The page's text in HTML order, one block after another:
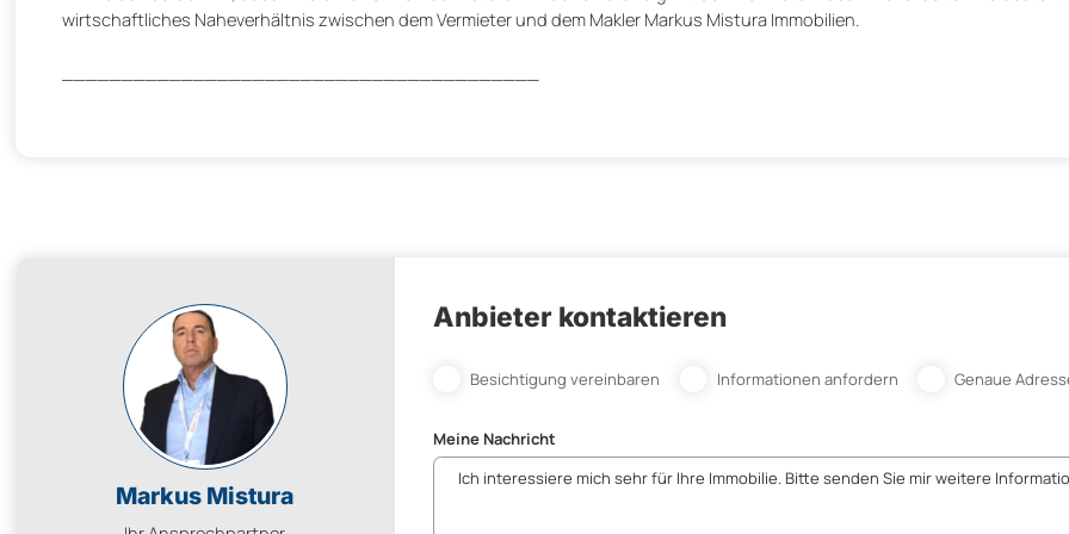
wirtschaftliches Naheverhältnis zwischen dem Vermieter und dem Makler Markus Mistura Immobilien.
Markus Mistura
Anbieter kontaktieren
Besichtigung vereinbaren Informationen anfordern Genaue
Meine Nachricht